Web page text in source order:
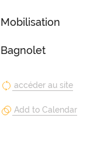
Mobilisation
Bagnolet
accéder au site
Add to Calendar